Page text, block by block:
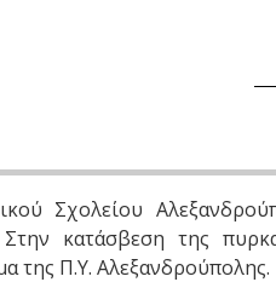
Σχολείου
κατάσβεση της
της Π.Υ. Αλεξανδρούπολης.